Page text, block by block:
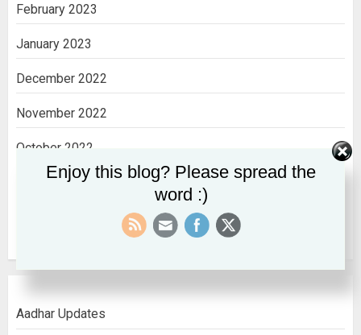
February 2023
January 2023
December 2022
November 2022
October 2022
September 2022
Aadhar Updates
Enjoy this blog? Please spread the
word :)